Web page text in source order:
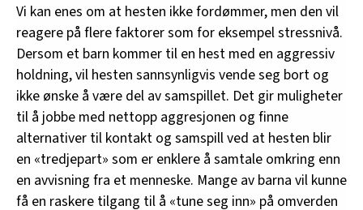
Vi kan enes om at hesten ikke fordømmer, men den vil
reagere på flere faktorer som for eksempel stressnivå.
Dersom et barn kommer til en hest med en aggressiv
holdning, vil hesten sannsynligvis vende seg bort og
ikke ønske å være del av samspillet. Det gir muligheter
til å jobbe med nettopp aggresjonen og finne
alternativer til kontakt og samspill ved at hesten blir
en «tredjepart» som er enklere å samtale omkring enn
en avvisning fra et menneske. Mange av barna vil kunne
få en raskere tilgang til å «tune seg inn» på omverden